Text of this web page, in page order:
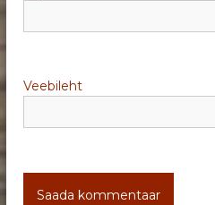
Veebileht